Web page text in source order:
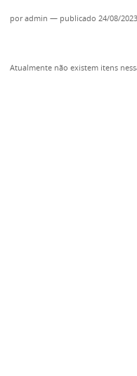
poradmin — publicado 24/08/
Atualmente não existem itens